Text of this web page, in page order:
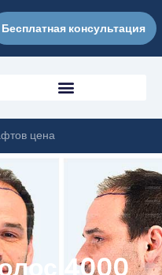
Бесплатная консультация
цена
4000